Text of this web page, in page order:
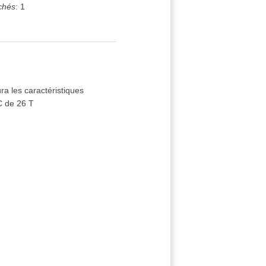
: 1
les caractéristiques
de 26 T